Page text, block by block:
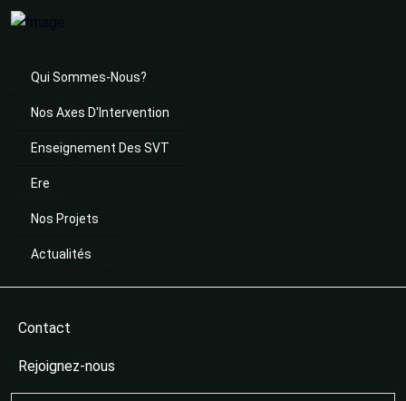
Contact
Rejoignez-nous
Qui Sommes-Nous?
Nos Axes D'Intervention
Enseignement Des SVT
Ere
Nos Projets
Actualités